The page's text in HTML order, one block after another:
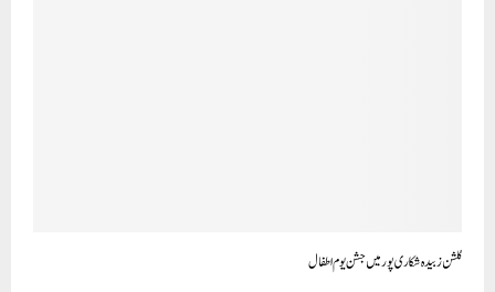
گلشن زبیدہ شکاری پور میں جشن یوم اطفال